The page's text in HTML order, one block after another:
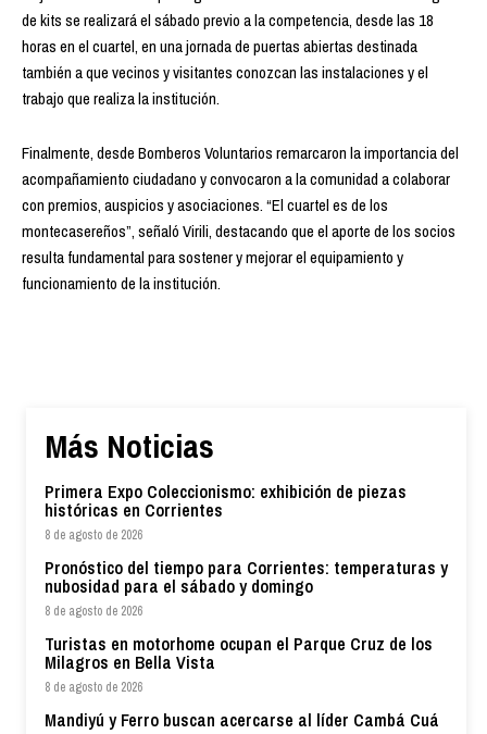
de kits se realizará el sábado previo a la competencia, desde las 18
horas en el cuartel, en una jornada de puertas abiertas destinada
también a que vecinos y visitantes conozcan las instalaciones y el
trabajo que realiza la institución.
Finalmente, desde Bomberos Voluntarios remarcaron la importancia del
acompañamiento ciudadano y convocaron a la comunidad a colaborar
con premios, auspicios y asociaciones. “El cuartel es de los
montecasereños”, señaló Virili, destacando que el aporte de los socios
resulta fundamental para sostener y mejorar el equipamiento y
funcionamiento de la institución.
Más Noticias
Primera Expo Coleccionismo: exhibición de piezas
históricas en Corrientes
8 de agosto de 2026
Pronóstico del tiempo para Corrientes: temperaturas y
nubosidad para el sábado y domingo
8 de agosto de 2026
Turistas en motorhome ocupan el Parque Cruz de los
Milagros en Bella Vista
8 de agosto de 2026
Mandiyú y Ferro buscan acercarse al líder Cambá Cuá